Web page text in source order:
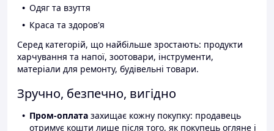
Одяг та взуття
Краса та здоров'я
Серед категорій, що найбільше зростають: продукти
харчування та напої, зоотовари, інструменти,
матеріали для ремонту, будівельні товари.
Зручно, безпечно, вигідно
Пром-оплата захищає кожну покупку: продавець
отримує кошти лише після того, як покупець огляне і